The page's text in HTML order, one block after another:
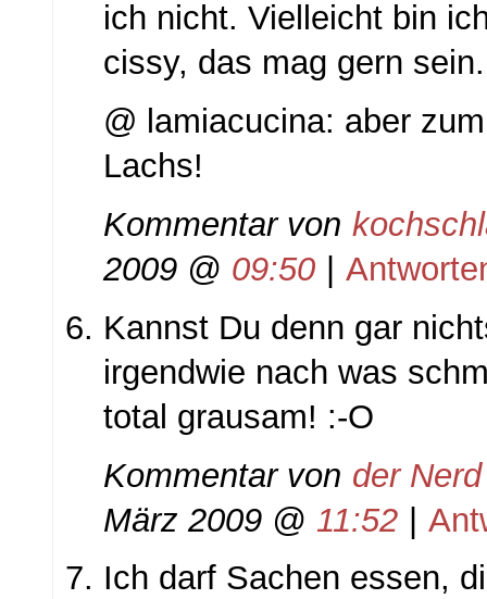
ich nicht. Vielleicht bin
cissy, das mag gern sein.
@ lamiacucina: aber
Lachs!
Kommentar von
2009 @ 09:50
Kannst Du denn gar
irgendwie nach was
total grausam! :-O
Kommentar von der
März 2009 @ 11:52 |
Ich darf Sachen essen,